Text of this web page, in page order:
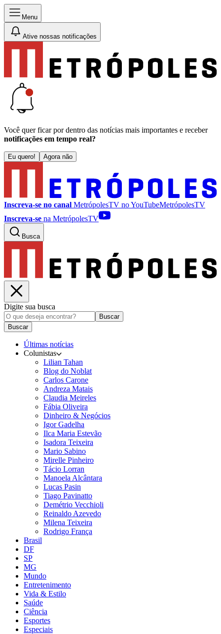
Menu
Ative nossas notificações
Você quer ficar por dentro das notícias mais importantes e receber
notificações em tempo real?
Eu quero! Agora não
Inscreva-se no canal MetrópolesTV noYouTubeMetrópolesTV
Inscreva-se na MetrópolesTV
Busca
Digite sua busca
Buscar
Buscar
Últimas notícias
Colunistas
Lilian Tahan
Blog do Noblat
Carlos Carone
Andreza Matais
Claudia Meireles
Fábia Oliveira
Dinheiro & Negócios
Igor Gadelha
Ilca Maria Estevão
Isadora Teixeira
Mario Sabino
Mirelle Pinheiro
Tácio Lorran
Manoela Alcântara
Lucas Pasin
Tiago Pavinatto
Demétrio Vecchioli
Reinaldo Azevedo
Milena Teixeira
Rodrigo França
Brasil
DF
SP
MG
Mundo
Entretenimento
Vida & Estilo
Saúde
Ciência
Esportes
Especiais